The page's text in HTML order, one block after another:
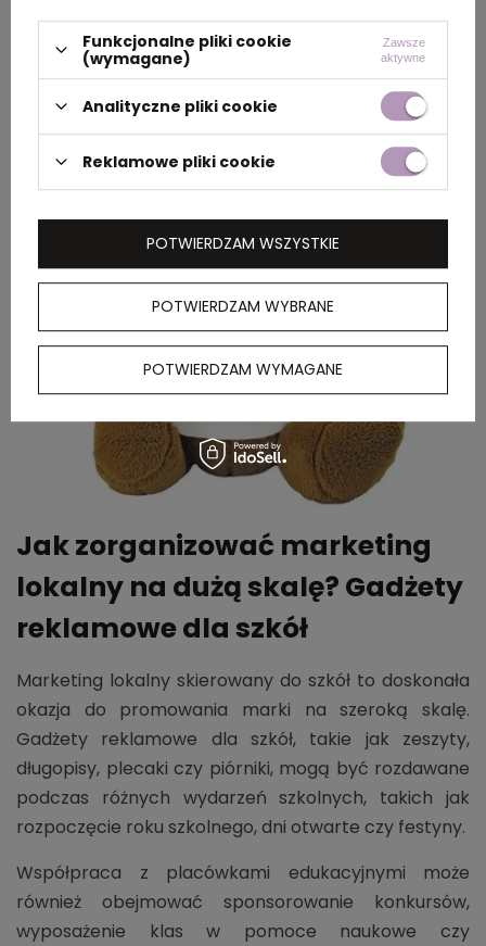
Dobrym pomysłem jest również organizowanie
konkursów, w których nagrodami są gadżety
promocyjne dla dzieci. Dzięki temu marka zyskuje na
atrakcyjności i buduje pozytywny wizerunek.
Jak zorganizować marketing
lokalny na dużą skalę? Gadżety
reklamowe dla szkół
Marketing lokalny skierowany do szkół to doskonała
okazja do promowania marki na szeroką skalę.
Gadżety reklamowe dla szkół, takie jak zeszyty,
długopisy, plecaki czy piórniki, mogą być rozdawane
podczas różnych wydarzeń szkolnych, takich jak
rozpoczęcie roku szkolnego, dni otwarte czy festyny.
Współpraca z placówkami edukacyjnymi może
również obejmować sponsorowanie konkursów,
wyposażenie klas w pomoce naukowe czy
Funkcjonalne pliki cookie
(wymagane)
Zawsze
aktywne
Analityczne pliki cookie
Reklamowe pliki cookie
POTWIERDZAM WYBRANE
POTWIERDZAM WYMAGANE
POTWIERDZAM WSZYSTKIE